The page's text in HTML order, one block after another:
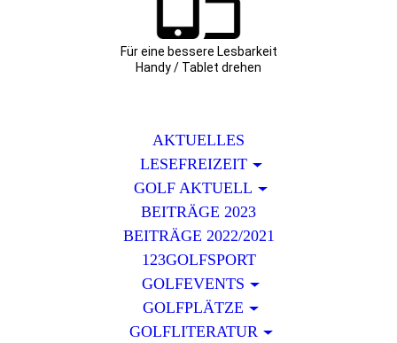
Für eine bessere Lesbarkeit
Handy / Tablet drehen
AKTUELLES
LESEFREIZEIT
GOLF AKTUELL
BEITRÄGE 2023
BEITRÄGE 2022/2021
123GOLFSPORT
GOLFEVENTS
GOLFPLÄTZE
GOLFLITERATUR